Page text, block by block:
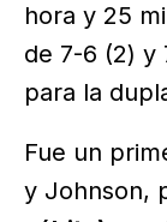
hora y 25
de 7-6 (2) y
para la
Fue un
y Johnson,